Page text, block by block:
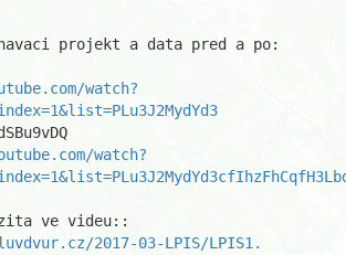
projekt a data pred a po:
watch?
watch?
2017-03-LPIS/LPIS1.